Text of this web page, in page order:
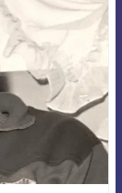
badge